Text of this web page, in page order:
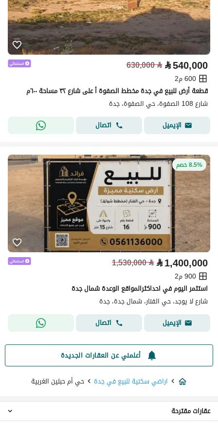
⃁540,000
⃁
630,000
600 م2
قطعة أرض للبيع في جدة مخطط الصفوة أ على شارع ٣٢ مساحة ٦٠٠م
شارع 108 الصفوة، حي الصفوة، جدة
الإيميل
اتصال
8.5% خصم
⃁1,400,000
⃁
1,530,000
900 م2
استثمر اليوم في احداكثرالمواقع الوعدة شمال جدة
شارع لا يوجد، حي الفنار، شمال جدة، جدة
الإيميل
اتصال
أعلمني عن العقارات الجديدة
اراضي سكنية للبيع في جدة
حي أم حبلين الغربية
عقارات مقترحة